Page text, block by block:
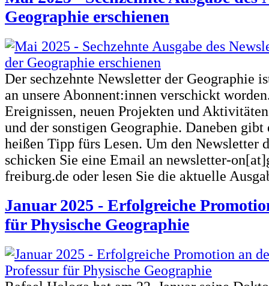
Geographie erschienen
Der sechzehnte Newsletter der Geographie
an unsere Abonnent:innen verschickt
Ereignissen, neuen Projekten und
und der sonstigen Geographie. Daneben gibt
heißen Tipp fürs Lesen. Um den Newsletter
schicken Sie eine Email an newsletter-
freiburg.de oder lesen Sie die aktuelle
Januar 2025 - Erfolgreiche
für Physische Geographie